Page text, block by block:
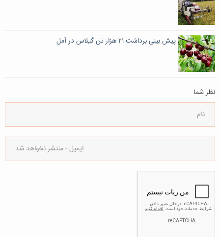
پیش بینی برداشت ۲۱ هزار تن گیلاس در آمل
نظر شما